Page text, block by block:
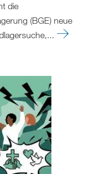
die
(BGE) neue